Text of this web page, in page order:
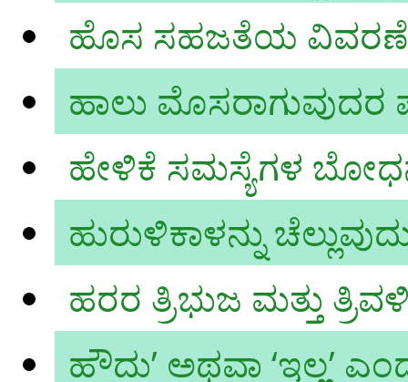
ಹೊಸ ಸಹಜತೆಯ ವಿವರಣೆ
ಹಾಲು
ಹೇಳಿಕೆ ಸಮಸ್ಯೆಗಳ
ಹುರುಳಿಕಾಳನ್ನು
ಹರರ ತ್ರಿಭುಜ ಮತ್ತು
ಹೌದು’ ಅಥವಾ ‘ಇಲ್ಲ’